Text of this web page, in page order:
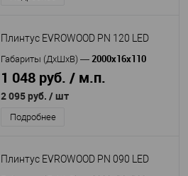
Плинтус EVROWOOD PN 120 LED
Габариты (ДхШхВ) — 2000x16x110
1 048 руб. / м.п.
2 095 руб. / шт
Подробнее
Плинтус EVROWOOD PN 090 LED